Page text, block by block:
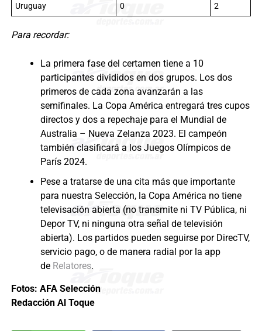
Uruguay 0 2
Para recordar:
La primera fase del certamen tiene a 10
participantes divididos en dos grupos. Los dos
primeros de cada zona avanzarán a las
semifinales. La Copa América entregará tres cupos
directos y dos a repechaje para el Mundial de
Australia – Nueva Zelanza 2023. El campeón
también clasificará a los Juegos Olímpicos de
París 2024.
Pese a tratarse de una cita más que importante
para nuestra Selección, la Copa América no tiene
televisación abierta (no transmite ni TV Pública, ni
Depor TV, ni ninguna otra señal de televisión
abierta). Los partidos pueden seguirse por DirecTV,
servicio pago, o de manera radial por la app
de Relatores.
Fotos: AFA Selección
Redacción Al Toque